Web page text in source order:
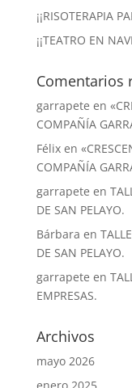
¡¡RISOTERAPIA
¡¡TEATRO EN
Comentarios
garrapete en
COMPAÑÍA
Félixen
COMPAÑÍA
garrapete en
DE SAN PELAYO.
Bárbara en
DE SAN PELAYO.
garrapete en
EMPRESAS.
Archivos
mayo 2026